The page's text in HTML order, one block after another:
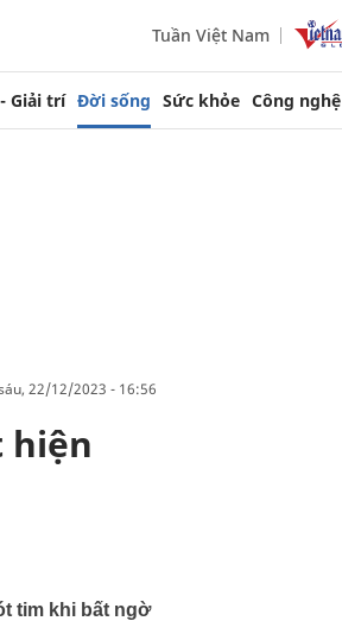
Tuần Việt Nam
Giải trí Đời sống Sức khỏe Công nghệ
22/12/2023 - 16:56
hiện
tim khi bất ngờ